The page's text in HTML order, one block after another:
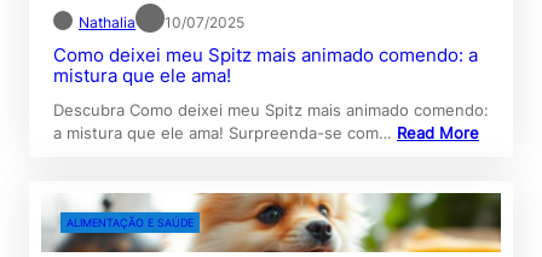
Nathalia 10/07/2025
Como deixei meu Spitz mais animado comendo: a
mistura que ele ama!
Descubra Como deixei meu Spitz mais animado comendo:
a mistura que ele ama! Surpreenda-se com… Read More
ALIMENTAÇÃO E SAÚDE